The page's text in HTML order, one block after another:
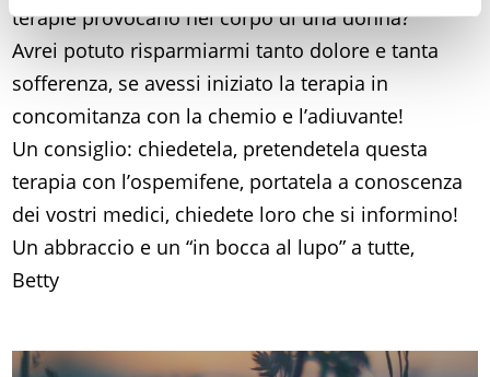
terapie provocano nel corpo di una donna?
Avrei potuto risparmiarmi tanto dolore e tanta
sofferenza, se avessi iniziato la terapia in
concomitanza con la chemio e l’adiuvante!
Un consiglio: chiedetela, pretendetela questa
terapia con l’ospemifene, portatela a conoscenza
dei vostri medici, chiedete loro che si informino!
Un abbraccio e un “in bocca al lupo” a tutte,
Betty